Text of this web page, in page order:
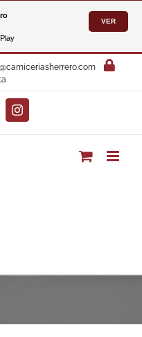
VER
Instagram